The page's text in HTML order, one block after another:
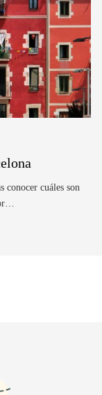
conocer cuáles son